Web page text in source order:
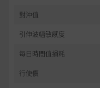
對沖值
引伸波幅敏感度
每日時間值損耗
行使價